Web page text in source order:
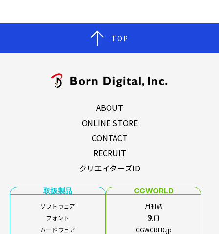
TOP
ABOUT
ONLINE STORE
CONTACT
RECRUIT
クリエイターズID
取扱製品
ソフトウェア
フォント
ハードウェア
CGWORLD
月刊誌
別冊
CGWORLD.jp